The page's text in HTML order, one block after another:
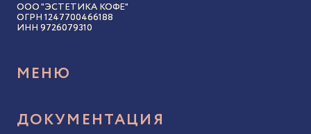
ООО "ЭСТЕТИКА КОФЕ"
ОГРН 1247700466188
ИНН 9726079310
МЕНЮ
Авторский кофе
ДОКУМЕНТАЦИЯ